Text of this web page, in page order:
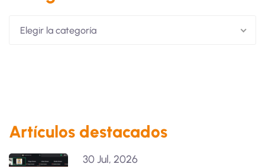
Elegir la categoría
Artículos destacados
30 Jul, 2026